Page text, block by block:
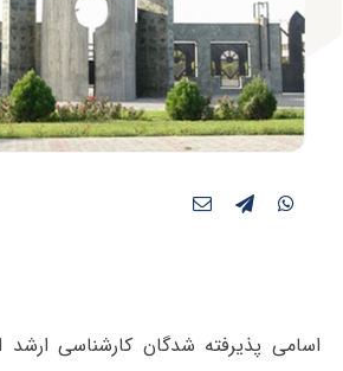
​اسامی پذیرفته شدگان کارشناسی